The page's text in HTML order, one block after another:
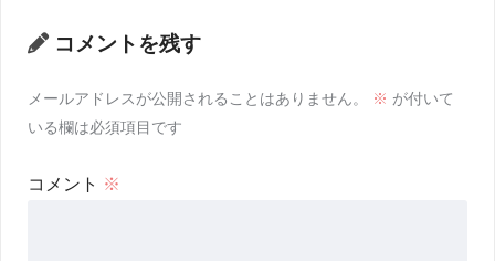
コメントを残す
メールアドレスが公開されることはありません。 ※ が付いて
いる欄は必須項目です
コメント ※